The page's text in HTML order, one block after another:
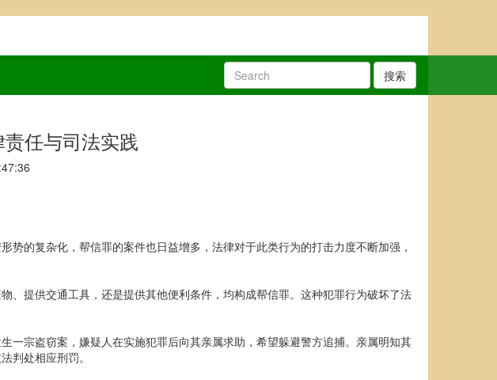
搜索
任与司法实践
的复杂化，帮信罪的案件也日益增多，法律对于此类行为的打击力度不断加强，
、提供交通工具，还是提供其他便利条件，均构成帮信罪。这种犯罪行为破坏了法
一宗盗窃案，嫌疑人在实施犯罪后向其亲属求助，希望躲避警方追捕。亲属明知其
判处相应刑罚。